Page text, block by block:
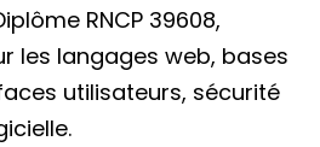
RNCP 39608,
les langages web, bases
utilisateurs, sécurité